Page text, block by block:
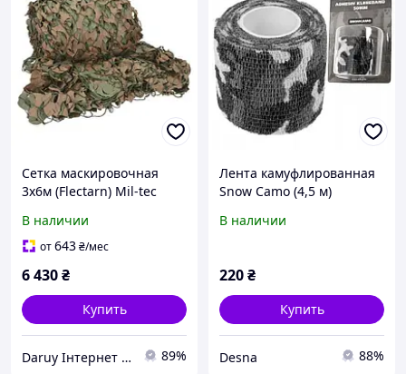
Сетка маскировочная
3x6м (Flectarn) Mil-tec
В наличии
от643₴/мес
6 430₴
Купить
Daruy Інтернет Магазин "Туристичне спорядження" 89%
Лента камуфлированная
Snow Camo (4,5 м)
В наличии
220₴
Купить
Desna 88%